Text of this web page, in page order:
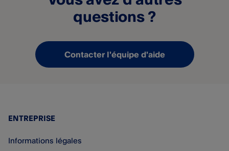
questions ?
Contacter l'équipe d'aide
ENTREPRISE
Informations légales